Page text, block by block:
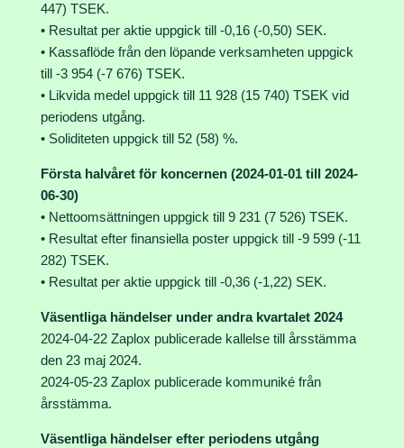
447) TSEK.
• Resultat per aktie uppgick till -0,16 (-0,50) SEK.
• Kassaflöde från den löpande verksamheten uppgick
till -3 954 (-7 676) TSEK.
• Likvida medel uppgick till 11 928 (15 740) TSEK vid
periodens utgång.
• Soliditeten uppgick till 52 (58) %.
Första halvåret för koncernen (2024-01-01 till 2024-
06-30)
• Nettoomsättningen uppgick till 9 231 (7 526) TSEK.
• Resultat efter finansiella poster uppgick till -9 599 (-11
282) TSEK.
• Resultat per aktie uppgick till -0,36 (-1,22) SEK.
Väsentliga händelser under andra kvartalet 2024
2024-04-22 Zaplox publicerade kallelse till årsstämma
den 23 maj 2024.
2024-05-23 Zaplox publicerade kommuniké från
årsstämma.
Väsentliga händelser efter periodens utgång